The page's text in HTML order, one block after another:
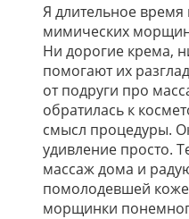
Я длительное время
мимических морщин
Ни дорогие крема,
помогают их
от подруги про
обратилась к
смысл процедуры.
удивление просто.
массаж дома и
помолодевшей коже
морщинки